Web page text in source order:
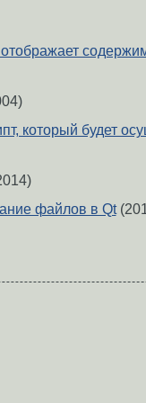
который будет
файлов в Qt